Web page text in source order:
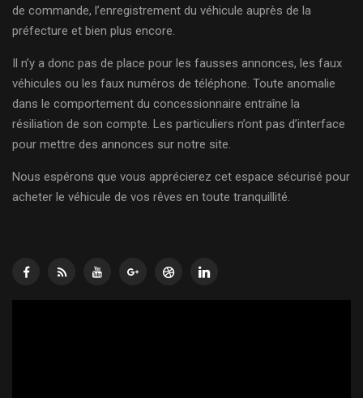
de commande, l’enregistrement du véhicule auprès de la
préfecture et bien plus encore.
Il n’y a donc pas de place pour les fausses annonces, les faux
véhicules ou les faux numéros de téléphone. Toute anomalie
dans le comportement du concessionnaire entraîne la
résiliation de son compte. Les particuliers n’ont pas d’interface
pour mettre des annonces sur notre site.
Nous espérons que vous apprécierez cet espace sécurisé pour
acheter le véhicule de vos rêves en toute tranquillité.